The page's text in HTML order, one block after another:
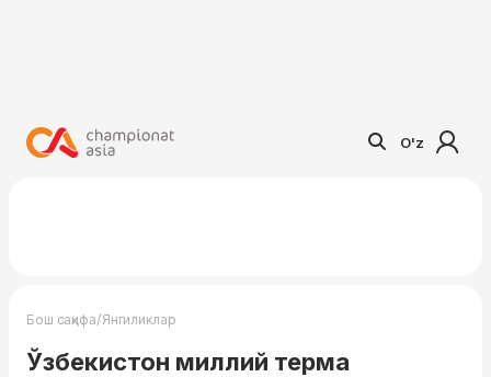
O'z
Бош саҳифа/Янгиликлар
Ўзбекистон миллий терма